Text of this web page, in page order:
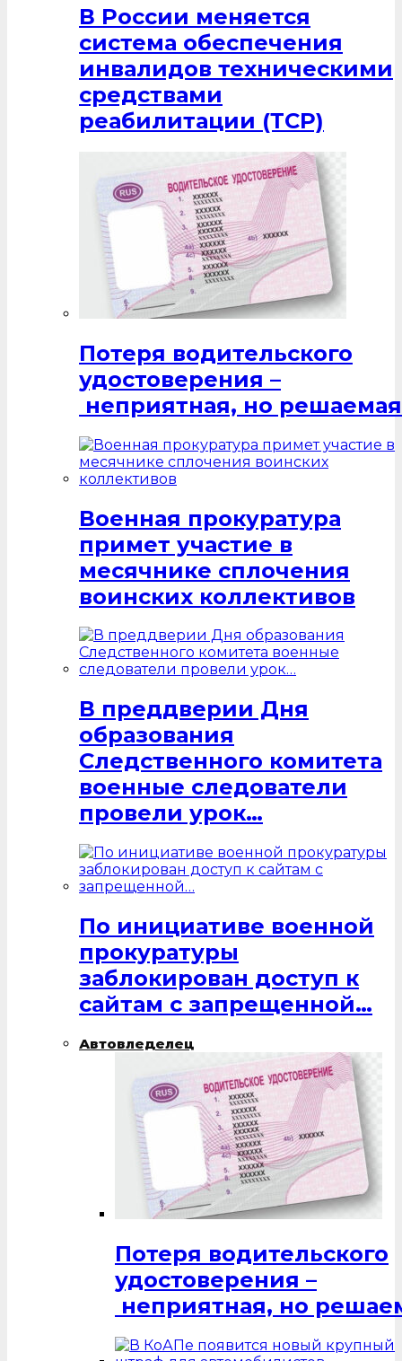
В России меняется
система обеспечения
инвалидов техническими
средствами
реабилитации (ТСР)
Потеря водительского
удостоверения –
неприятная, но
Военная прокуратура
примет участие в
месячнике сплочения
воинских коллективов
В преддверии Дня
образования
Следственного комитета
военные следователи
провели урок…
По инициативе военной
прокуратуры
заблокирован доступ к
сайтам с запрещенной…
Автовледелец
Потеря водительского
удостоверения –
неприятная, но